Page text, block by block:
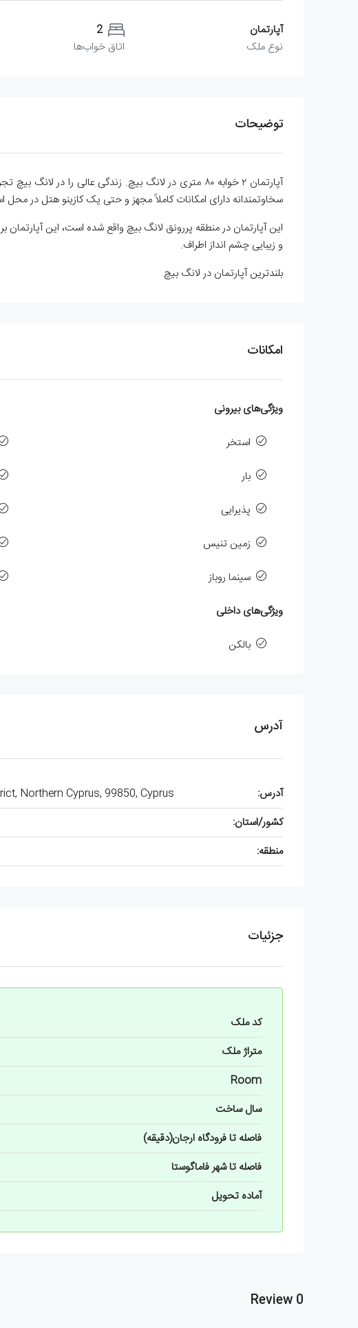
آپارتمان
نوع ملک
2
اتاق خواب‌ها
توضیحات
سخاوتمندانه دارای امکانات کاملاً مجهز و حتی یک کازینو هتل در
این آپارتمان در منطقه پررونق لانگ بیچ واقع شده است، این
و زیبایی چشم انداز اطراف.
بلندترین آپارتمان در لانگ بیچ
امکانات
ویژگی‌های بیرونی
استخر
بار
پذیرایی
زمین تنیس
سینما روباز
ویژگی‌های داخلی
بالکن
آدرس
آدرس: Northern Cyprus, 99850, Cyprus
کشور/استان:
منطقه:
جزئیات
کد ملک
متراژ ملک
Room
سال ساخت
فاصله تا فرودگاه ارجان(دقیقه)
فاصله تا شهر فاماگوستا
آماده تحویل
0 Review